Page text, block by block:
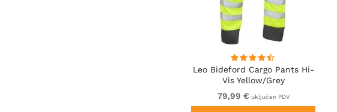
Leo Bideford Cargo Pants Hi-
Vis Yellow/Grey
79,99 € uključen PDV